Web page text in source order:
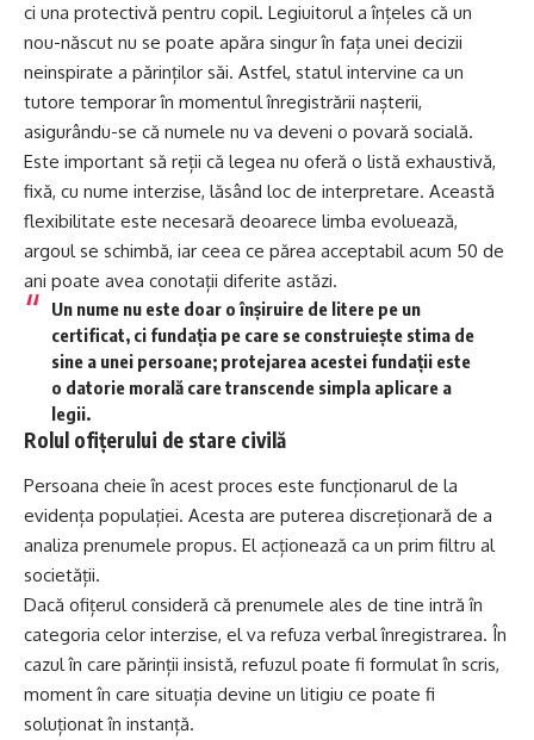
ci una protectivă pentru copil. Legiuitorul a înțeles că un
nou-născut nu se poate apăra singur în fața unei decizii
neinspirate a părinților săi. Astfel, statul intervine ca un
tutore temporar în momentul înregistrării nașterii,
asigurându-se că numele nu va deveni o povară socială.
Este important să reții că legea nu oferă o listă exhaustivă,
fixă, cu nume interzise, lăsând loc de interpretare. Această
flexibilitate este necesară deoarece limba evoluează,
argoul se schimbă, iar ceea ce părea acceptabil acum 50 de
ani poate avea conotații diferite astăzi.
Un nume nu este doar o înșiruire de litere pe un
certificat, ci fundația pe care se construiește stima de
sine a unei persoane; protejarea acestei fundații este
o datorie morală care transcende simpla aplicare a
legii.
Rolul ofițerului de stare civilă
Persoana cheie în acest proces este funcționarul de la
evidența populației. Acesta are puterea discreționară de a
analiza prenumele propus. El acționează ca un prim filtru al
societății.
Dacă ofițerul consideră că prenumele ales de tine intră în
categoria celor interzise, el va refuza verbal înregistrarea. În
cazul în care părinții insistă, refuzul poate fi formulat în scris,
moment în care situația devine un litigiu ce poate fi
soluționat în instanță.